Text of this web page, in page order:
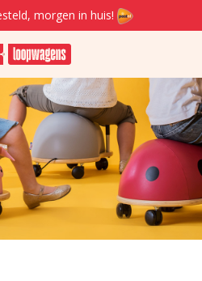
morgen in huis!